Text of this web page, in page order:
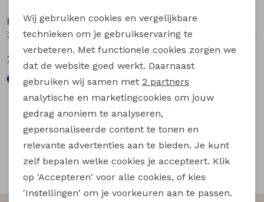
Bermuda's
Piraat broeken
Lange broeken
Rokken
Persival
3310702 W20043 meisjes Jurk Marine
24,99
Persival
3310702 W20043 meisjes Jurk Bordeaux
Filter
Snelle en betrouwbare levering
Analytische cookies
Marketing cookies
Wij gebruiken cookies en vergelijkbare
technieken om je gebruikservaring te
verbeteren. Met functionele cookies zorgen we
dat de website goed werkt. Daarnaast
gebruiken wij samen met 2 partners
analytische en marketingcookies om jouw
gedrag anoniem te analyseren,
gepersonaliseerde content te tonen en
relevante advertenties aan te bieden. Je kunt
zelf bepalen welke cookies je accepteert. Klik
op 'Accepteren' voor alle cookies, of kies
'Instellingen' om je voorkeuren aan te passen.